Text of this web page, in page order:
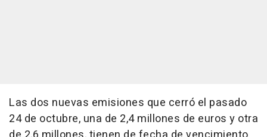
Las dos nuevas emisiones que cerró el pasado
24 de octubre, una de 2,4 millones de euros y otra